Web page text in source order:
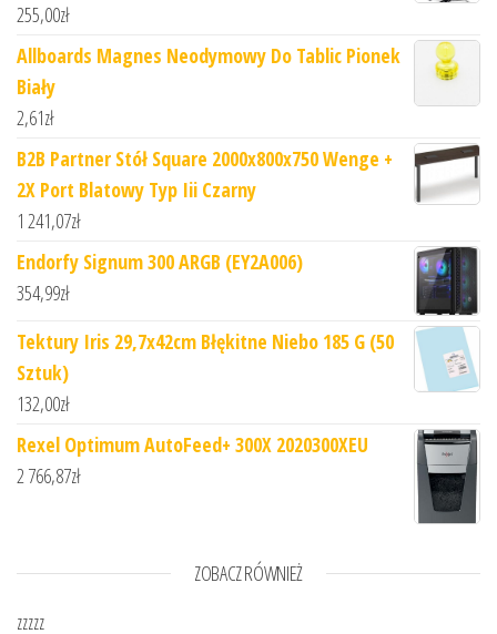
255,00zł
Allboards Magnes Neodymowy Do Tablic Pionek
Biały
2,61zł
B2B Partner Stół Square 2000x800x750 Wenge +
2X Port Blatowy Typ Iii Czarny
1 241,07zł
Endorfy Signum 300 ARGB (EY2A006)
354,99zł
Tektury Iris 29,7x42cm Błękitne Niebo 185 G (50
Sztuk)
132,00zł
Rexel Optimum AutoFeed+ 300X 2020300XEU
2 766,87zł
ZOBACZ RÓWNIEŻ
zzzzz